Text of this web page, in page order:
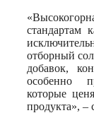
стандартам
отборный
добавок,
особенно
которые
продукта», –